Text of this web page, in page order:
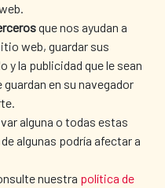
de la
para el
y la Agencia
Internacional para
con la Dirección
y Saneamiento
100.000
de agua bien
READ MORE
que nos ayudan a
web, guardar sus
y la publicidad que le sean
en su navegador
alguna o todas estas
algunas podría afectar a
nuestra política de